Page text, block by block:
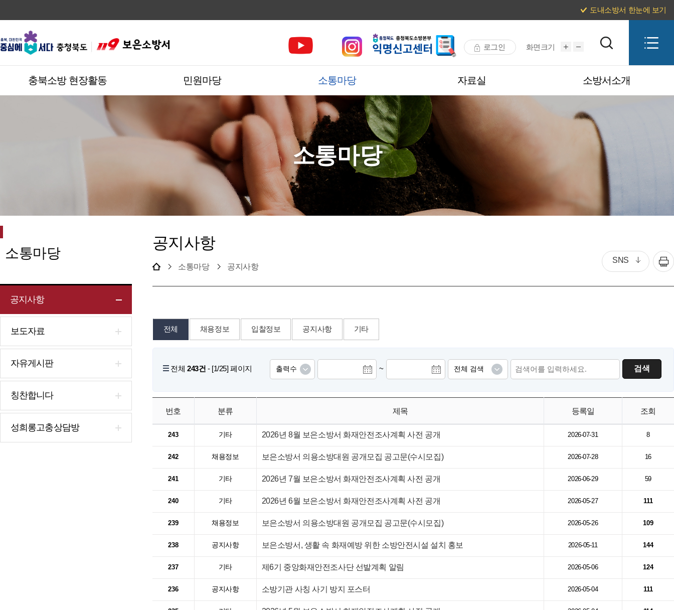
도내소방서 한눈에 보기
로그인 화면크기
충북소방 현장활동 민원마당 소통마당 자료실 소방서소개
소통마당
소통마당
공지사항
보도자료
자유게시판
칭찬합니다
성희롱고충상담방
공지사항
소통마당 공지사항
SNS
전체 채용정보 입찰정보 공지사항 기타
전체243건 - [1/25] 페이지 ~ 검색
번호 분류 제목 등록일 조회
243 기타 2026년 8월 보은소방서 화재안전조사계획 사전 공개 2026-07-31 8
242 채용정보 보은소방서 의용소방대원 공개모집 공고문(수시모집) 2026-07-28 16
241 기타 2026년 7월 보은소방서 화재안전조사계획 사전 공개 2026-06-29 59
240 기타 2026년 6월 보은소방서 화재안전조사계획 사전 공개 2026-05-27 111
239 채용정보 보은소방서 의용소방대원 공개모집 공고문(수시모집) 2026-05-26 109
238 공지사항 보은소방서, 생활 속 화재예방 위한 소방안전시설 설치 홍보 2026-05-11 144
237 기타 제6기 중앙화재안전조사단 선발계획 알림 2026-05-06 124
236 공지사항 소방기관 사칭 사기 방지 포스터 2026-05-04 111